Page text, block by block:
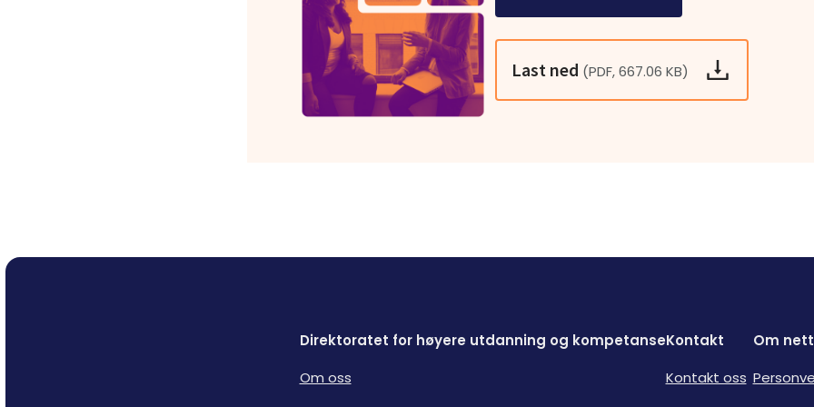
Last ned (PDF, 667.06 KB)
Direktoratet for høyere utdanning og kompetanse
Om oss
Kontakt
Kontakt oss
Om